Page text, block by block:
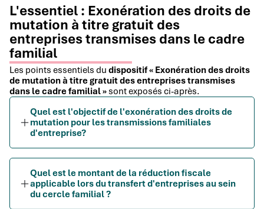
L'essentiel : Exonération des droits de
mutation à titre gratuit des
entreprises transmises dans le cadre
familial
Les points essentiels du dispositif « Exonération des droits
de mutation à titre gratuit des entreprises transmises
dans le cadre familial » sont exposés ci-après.
Quel est l'objectif de l'exonération des droits de
mutation pour les transmissions familiales
d'entreprise?
Quel est le montant de la réduction fiscale
applicable lors du transfert d'entreprises au sein
du cercle familial ?